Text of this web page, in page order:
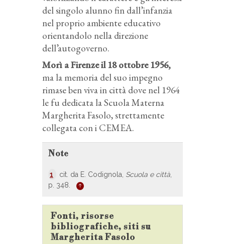
del singolo alunno fin dall’infanzia
nel proprio ambiente educativo
orientandolo nella direzione
dell’autogoverno.
Morì a Firenze il 18 ottobre 1956,
ma la memoria del suo impegno
rimase ben viva in città dove nel 1964
le fu dedicata la Scuola Materna
Margherita Fasolo, strettamente
collegata con i CEMEA.
Note
1 cit. da E. Codignola, Scuola e città,
p. 348.
Fonti, risorse
bibliografiche, siti su
Margherita Fasolo